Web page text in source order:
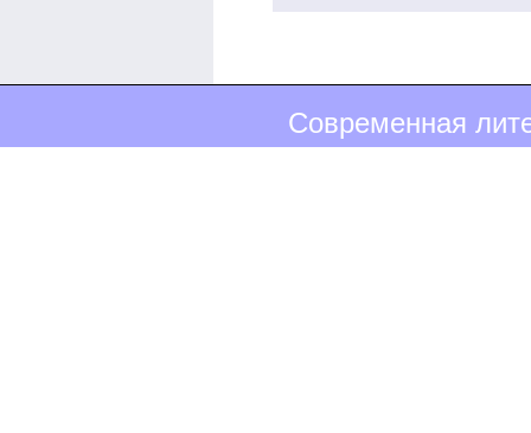
Современная